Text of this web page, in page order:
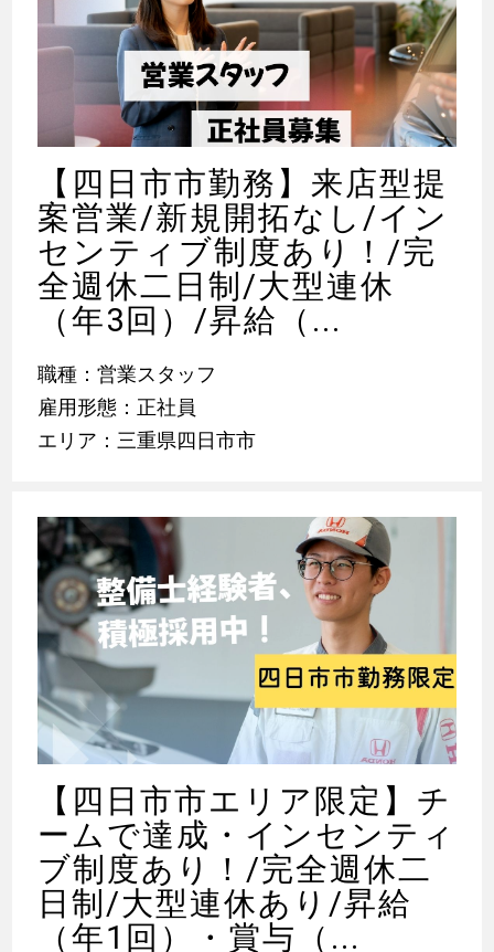
【四日市市勤務】来店型提
案営業/新規開拓なし/イン
センティブ制度あり！/完
全週休二日制/大型連休
（年3回）/昇給（...
職種：営業スタッフ
雇用形態：正社員
エリア：三重県四日市市
【四日市市エリア限定】チ
ームで達成・インセンティ
ブ制度あり！/完全週休二
日制/大型連休あり/昇給
（年1回）・賞与（...